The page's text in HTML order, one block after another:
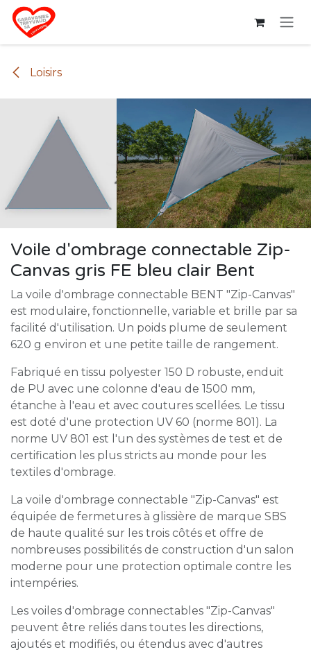
Se rendre au contenu
Loisirs
Voile d'ombrage connectable Zip-
Canvas gris FE bleu clair Bent
La voile d'ombrage connectable BENT "Zip-Canvas"
est modulaire, fonctionnelle, variable et brille par sa
facilité d'utilisation. Un poids plume de seulement
620 g environ et une petite taille de rangement.
Fabriqué en tissu polyester 150 D robuste, enduit
de PU avec une colonne d'eau de 1500 mm,
étanche à l'eau et avec coutures scellées. Le tissu
est doté d'une protection UV 60 (norme 801). La
norme UV 801 est l'un des systèmes de test et de
certification les plus stricts au monde pour les
textiles d'ombrage.
La voile d'ombrage connectable "Zip-Canvas" est
équipée de fermetures à glissière de marque SBS
de haute qualité sur les trois côtés et offre de
nombreuses possibilités de construction d'un salon
moderne pour une protection optimale contre les
intempéries.
Les voiles d'ombrage connectables "Zip-Canvas"
peuvent être reliés dans toutes les directions,
ajoutés et modifiés, ou étendus avec d'autres